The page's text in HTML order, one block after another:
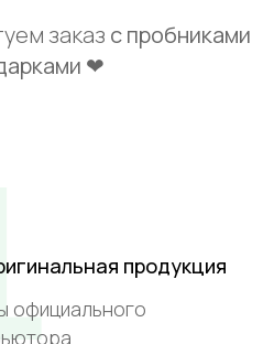
заказ с пробниками
❤
продукция
официального